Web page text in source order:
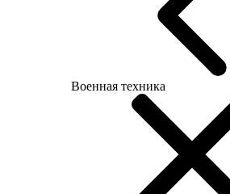
Военная техника